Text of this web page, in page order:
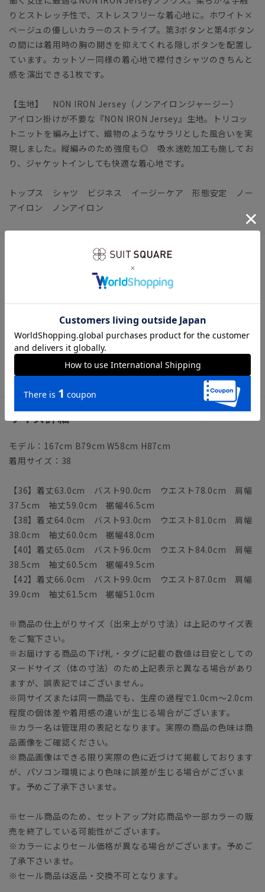
りとストレッチ性で、ストレスフリーな着心地に。ホワイト×
ベージュの優しいカラーのストライプ。第3ボタンと第4ボタン
の間には着用時の胸の開きを抑えてくれる隠しボタンを配置し
ています。カットソー同様の着心地で襟付きシャツのきちんと
感を演出できる1枚です。
【生地】 NON IRON Jersey（ノンアイロンジャージー）
アイロン掛けが不要な『NON IRON Jersey』生地。トリコッ
トニットを編み上げて、織物のようなサラリとした風合いを実
現しました。縦編みのため強度も◎ 吸水速乾加工も施してお
り、ジャケットインしても快適な着心地です。
トップス シャツ ビジネス イージーケア 形態安定 ノー
アイロン ノンアイロン
【後身頃】ヨーク／背ダーツ
【洗濯表示】洗濯機可（ネット使用）
《洗濯時の脱水を短めに行い、水分を保った状態で形を整えつ
り干しすることで、シワが最小限に抑えられます》
サイズ詳細
モデル：167cm B79cm W58cm H87cm
着用サイズ：38
【36】着丈63.0cm バスト90.0cm ウエスト78.0cm 肩幅
37.5cm 袖丈59.0cm 裾幅46.5cm
【38】着丈64.0cm バスト93.0cm ウエスト81.0cm 肩幅
38.0cm 袖丈60.0cm 裾幅48.0cm
【40】着丈65.0cm バスト96.0cm ウエスト84.0cm 肩幅
38.5cm 袖丈60.5cm 裾幅49.5cm
【42】着丈66.0cm バスト99.0cm ウエスト87.0cm 肩幅
39.0cm 袖丈61.5cm 裾幅51.0cm
※商品の仕上がりサイズ（出来上がり寸法）は上記のサイズ表
をご覧下さい。
※お届けする商品の下げ札・タグに記載の数値は目安としての
ヌードサイズ（体の寸法）のため上記表示と異なる場合があり
ますが、誤表記ではございません。
※同サイズまたは同一商品でも、生産の過程で1.0cm～2.0cm
程度の個体差や着用感の違いが生じる場合がございます。
※カラー名は管理用の表記となります。実際の商品の色味は商
品画像をご確認ください。
※商品画像はできる限り実際の色に近づけて掲載しております
が、パソコン環境により色味に誤差が生じる場合がございま
す。予めご了承下さいませ。
※セール商品のため、セットアップ対応商品や一部カラーの販
売を終了している可能性がございます。
※カラーによりセール価格が異なる場合がございます。予めご
了承下さいませ。
※セール商品は返品・交換不可となります。